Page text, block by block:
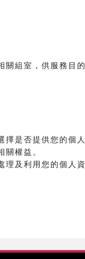
關組室，供服務目的
擇是否提供您的個人
關權益。
理及利用您的個人資